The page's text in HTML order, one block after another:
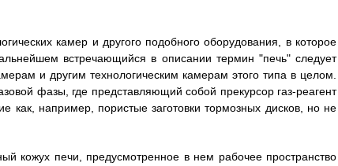
камер и другого подобного оборудования, в которое
встречающийся в описании термин "печь" следует
и другим технологическим камерам этого типа в целом.
фазы, где представляющий собой прекурсор газ-реагент
как, например, пористые заготовки тормозных дисков, но не
кожух печи, предусмотренное в нем рабочее пространство